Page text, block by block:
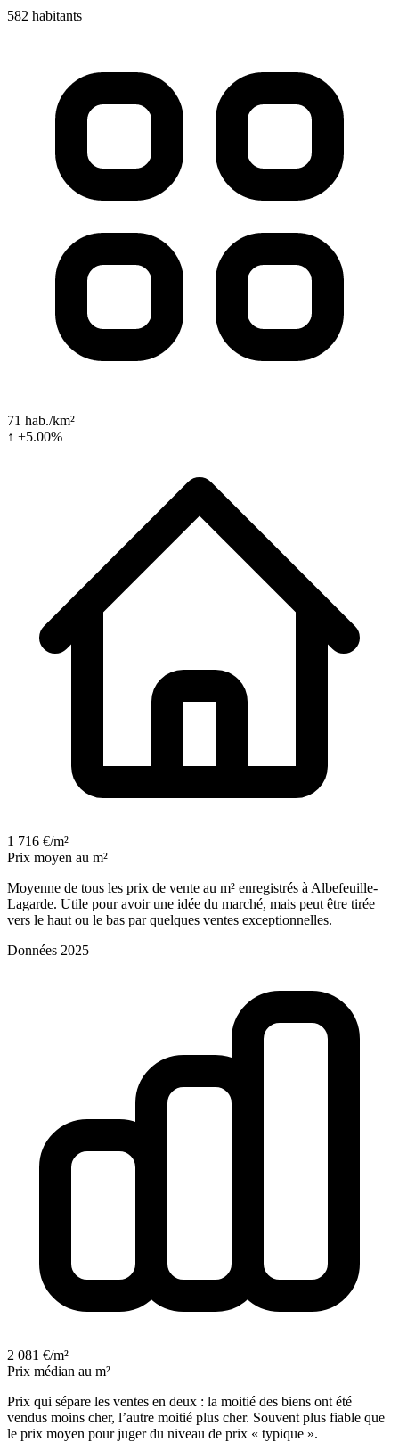
582 habitants
71 hab./km²
↑ +5.00%
1 716 €/m²
Prix moyen au m²
Moyenne de tous les prix de vente au m² enregistrés à Albefeuille-
Lagarde. Utile pour avoir une idée du marché, mais peut être tirée
vers le haut ou le bas par quelques ventes exceptionnelles.
Données 2025
2 081 €/m²
Prix médian au m²
Prix qui sépare les ventes en deux : la moitié des biens ont été
vendus moins cher, l’autre moitié plus cher. Souvent plus fiable que
le prix moyen pour juger du niveau de prix « typique ».